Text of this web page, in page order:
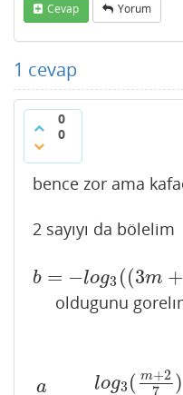
Cevap Yorum
1 cevap
0
0
bence zor ama
2 sayıyı da bölelim
b = −log3 ((3m +
b =−l og3((3m +1)/5 )=l
oldugunu
a
log3 ( m+2
7
)